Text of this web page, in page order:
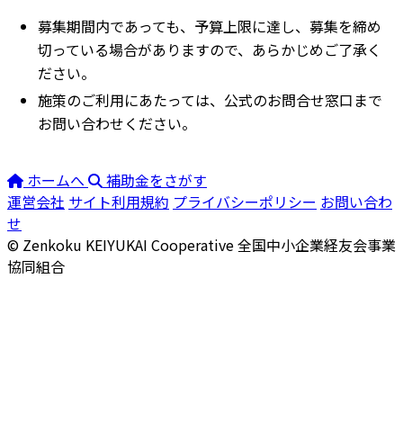
募集期間内であっても、予算上限に達し、募集を締め
切っている場合がありますので、あらかじめご了承く
ださい。
施策のご利用にあたっては、公式のお問合せ窓口まで
お問い合わせください。
ホームへ
補助金をさがす
運営会社 サイト利用規約 プライバシーポリシー お問い合わ
せ
© Zenkoku KEIYUKAI Cooperative全国中小企業経友会事業
協同組合